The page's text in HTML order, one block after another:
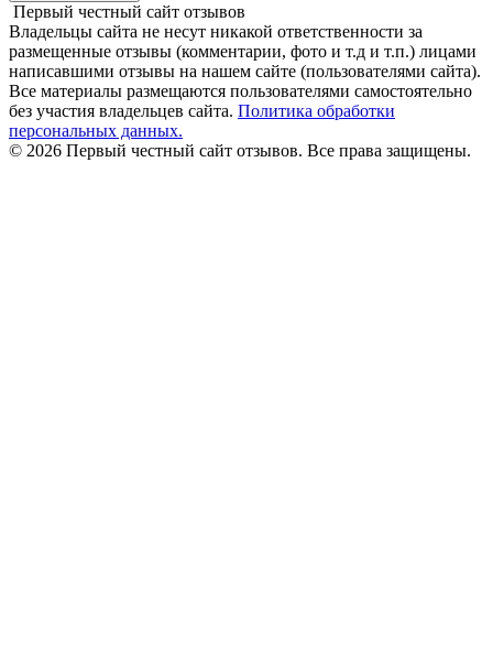
Первый честный сайт отзывов
Владельцы сайта не несут никакой ответственности за
размещенные отзывы (комментарии, фото и т.д и т.п.) лицами
написавшими отзывы на нашем сайте (пользователями сайта).
Все материалы размещаются пользователями самостоятельно
без участия владельцев сайта. Политика обработки
персональных данных.
© 2026 Первый честный сайт отзывов. Все права защищены.